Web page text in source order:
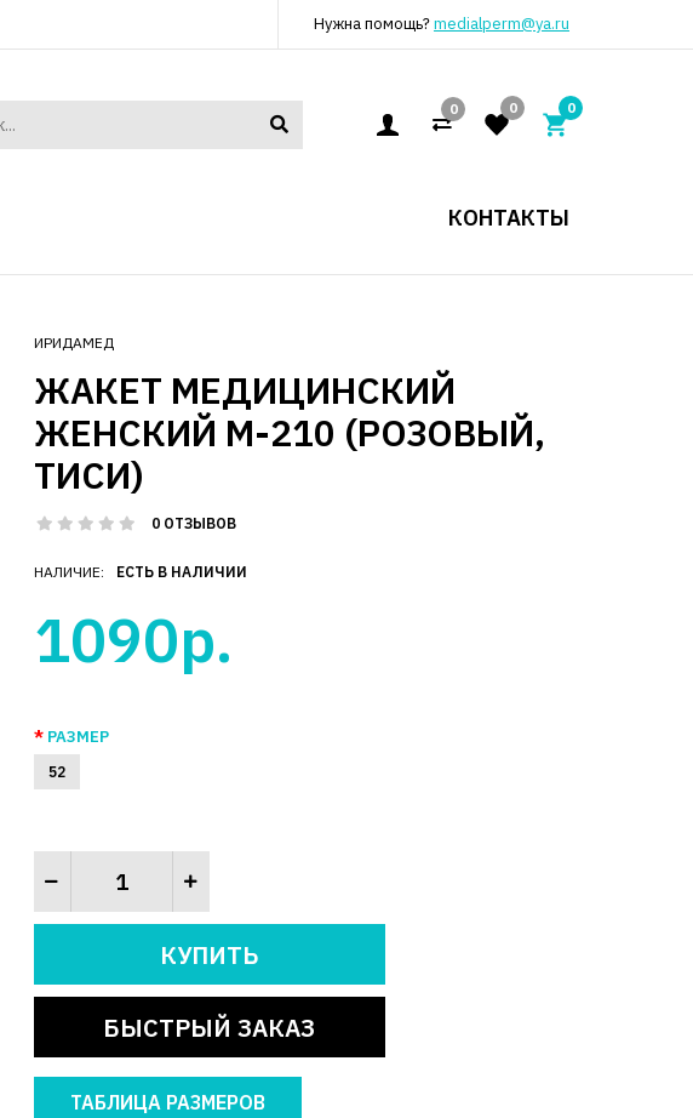
Нужна помощь?medialperm@ya.ru
0 0 0
КОНТАКТЫ
ИРИДАМЕД
ЖАКЕТ МЕДИЦИНСКИЙ
ЖЕНСКИЙ М-210 (РОЗОВЫЙ,
ТИСИ)
0 ОТЗЫВОВ
НАЛИЧИЕ: ЕСТЬ В НАЛИЧИИ
1090р.
РАЗМЕР
52
БЫСТРЫЙ ЗАКАЗ
ТАБЛИЦА РАЗМЕРОВ